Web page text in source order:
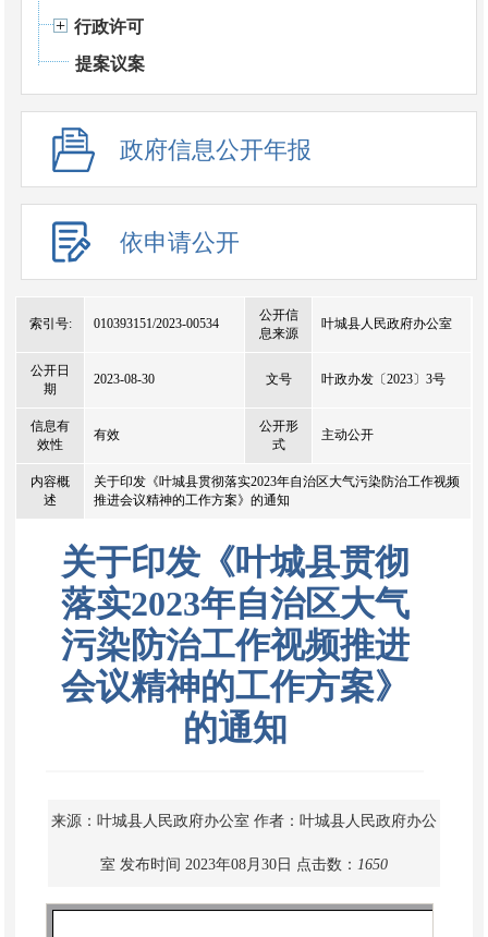
行政许可
提案议案
政府信息公开年报
依申请公开
索引号: 010393151/2023-00534
公开信
息来源
叶城县人民政府办公室
公开日
期
2023-08-30 文号 叶政办发〔2023〕3号
信息有
效性
有效
公开形
式
主动公开
内容概
述
关于印发《叶城县贯彻落实2023年自治区大气污染防治工作视频
推进会议精神的工作方案》的通知
关于印发《叶城县贯彻
落实2023年自治区大气
污染防治工作视频推进
会议精神的工作方案》
的通知
来源：叶城县人民政府办公室 作者：叶城县人民政府办公
室 发布时间 2023年08月30日 点击数： 1650